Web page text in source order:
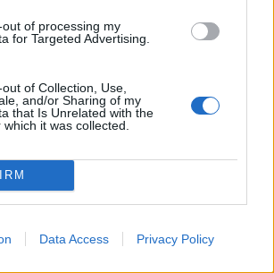
of processing my
for Targeted Advertising.
of Collection, Use,
and/or Sharing of my
that Is Unrelated with the
it was collected.
Data Access Privacy Policy
regressa ao
Martins durante o mês